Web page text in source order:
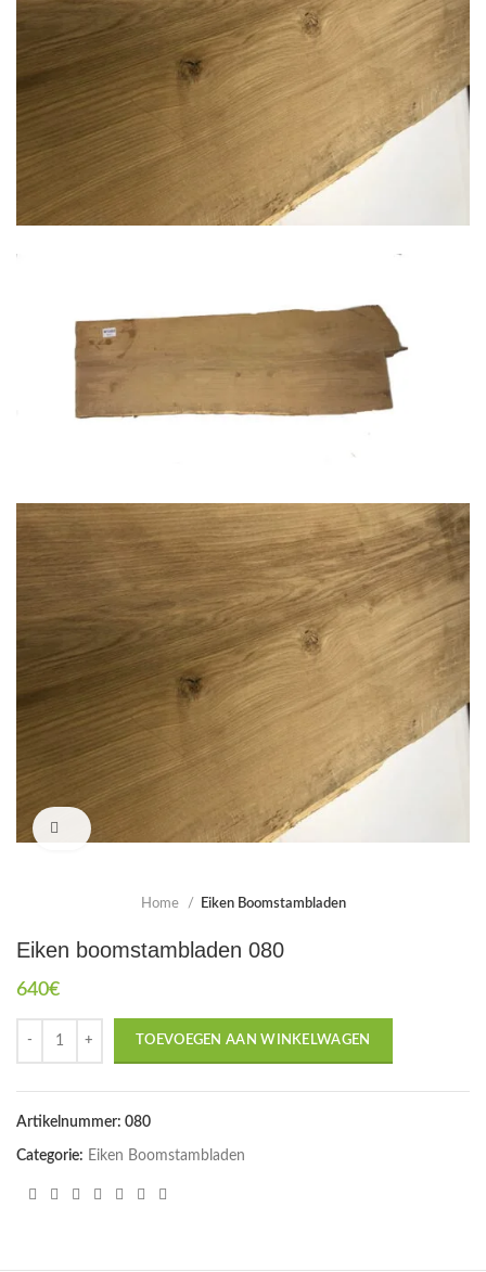
Click to enlarge
Home Eiken Boomstambladen
Eiken boomstambladen 080
640€
TOEVOEGEN AAN WINKELWAGEN
Artikelnummer: 080
Categorie: Eiken Boomstambladen